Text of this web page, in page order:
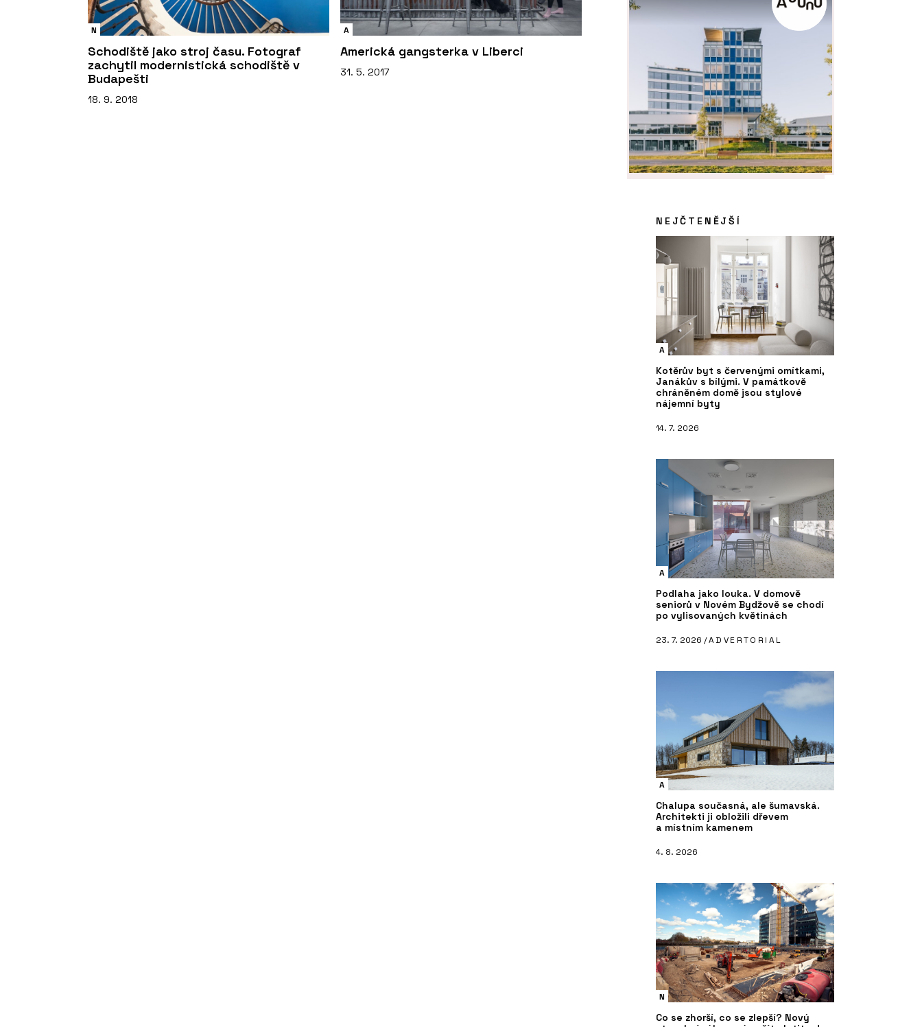
N
Schodiště jako stroj času. Fotograf
zachytil modernistická schodiště v
Budapešti
18. 9. 2018
A
Americká gangsterka v Liberci
31. 5. 2017
NEJČTENĚJŠÍ
A
Kotěrův byt s červenými omítkami,
Janákův s bílými. V památkově
chráněném domě jsou stylové
nájemní byty
14. 7. 2026
A
Podlaha jako louka. V domově
seniorů v Novém Bydžově se chodí
po vylisovaných květinách
23. 7. 2026 /ADVERTORIAL
A
Chalupa současná, ale šumavská.
Architekti ji obložili dřevem
a místním kamenem
4. 8. 2026
N
Co se zhorší, co se zlepší? Nový